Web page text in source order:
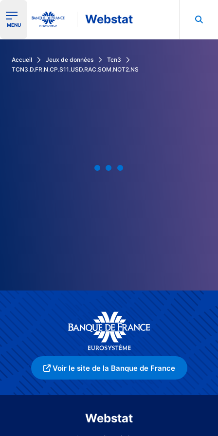
Ouvrir le menu de navigation
MENU Webstat
Accueil Jeux de données
Tcn3
TCN3.D.FR.N.CP.S11.USD.RAC.SOM.NOT2.NS
Voir le site de la Banque de France
Webstat